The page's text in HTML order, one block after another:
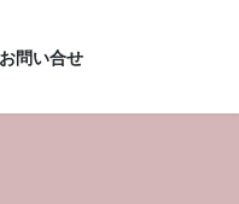
お問い合せ